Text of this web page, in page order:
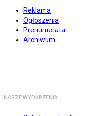
Reklama
Ogłoszenia
Prenumerata
Archiwum
NASZE WYDARZENIA